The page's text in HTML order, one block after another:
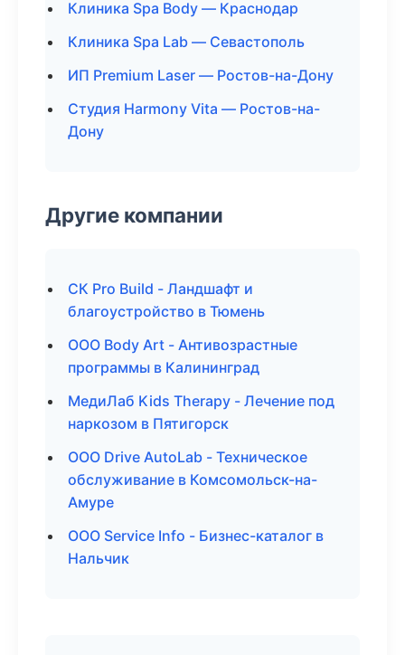
Клиника Spa Body — Краснодар
Клиника Spa Lab — Севастополь
ИП Premium Laser — Ростов-на-Дону
Студия Harmony Vita — Ростов-на-
Дону
Другие компании
СК Pro Build - Ландшафт и
благоустройство в Тюмень
ООО Body Art - Антивозрастные
программы в Калининград
МедиЛаб Kids Therapy - Лечение под
наркозом в Пятигорск
ООО Drive AutoLab - Техническое
обслуживание в Комсомольск-на-
Амуре
ООО Service Info - Бизнес-каталог в
Нальчик